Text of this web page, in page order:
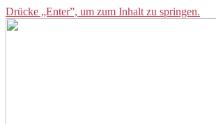
Drücke „Enter”, um zum Inhalt zu springen.